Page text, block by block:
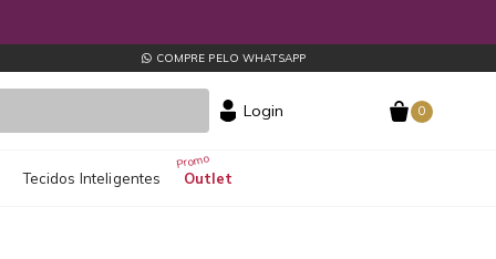
COMPRE PELO WHATSAPP
Login 0
Outlet
Tecidos Inteligentes